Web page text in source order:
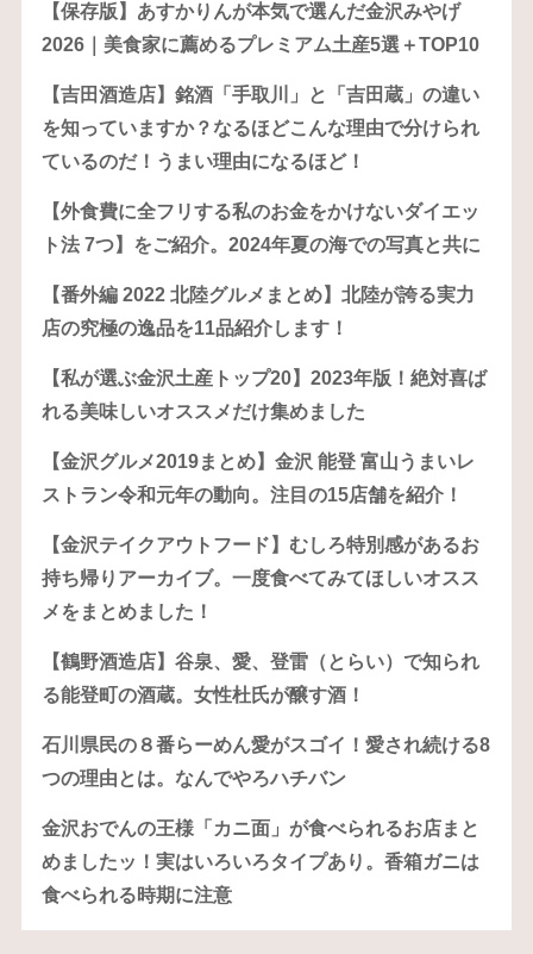
【保存版】あすかりんが本気で選んだ金沢みやげ
2026｜美食家に薦めるプレミアム土産5選＋TOP10
【吉田酒造店】銘酒「手取川」と「吉田蔵」の違い
を知っていますか？なるほどこんな理由で分けられ
ているのだ！うまい理由になるほど！
【外食費に全フリする私のお金をかけないダイエッ
ト法 7つ】をご紹介。2024年夏の海での写真と共に
【番外編 2022 北陸グルメまとめ】北陸が誇る実力
店の究極の逸品を11品紹介します！
【私が選ぶ金沢土産トップ20】2023年版！絶対喜ば
れる美味しいオススメだけ集めました
【金沢グルメ2019まとめ】金沢 能登 富山うまいレ
ストラン令和元年の動向。注目の15店舗を紹介！
【金沢テイクアウトフード】むしろ特別感があるお
持ち帰りアーカイブ。一度食べてみてほしいオスス
メをまとめました！
【鶴野酒造店】谷泉、愛、登雷（とらい）で知られ
る能登町の酒蔵。女性杜氏が醸す酒！
石川県民の８番らーめん愛がスゴイ！愛され続ける8
つの理由とは。なんでやろハチバン
金沢おでんの王様「カニ面」が食べられるお店まと
めましたッ！実はいろいろタイプあり。香箱ガニは
食べられる時期に注意